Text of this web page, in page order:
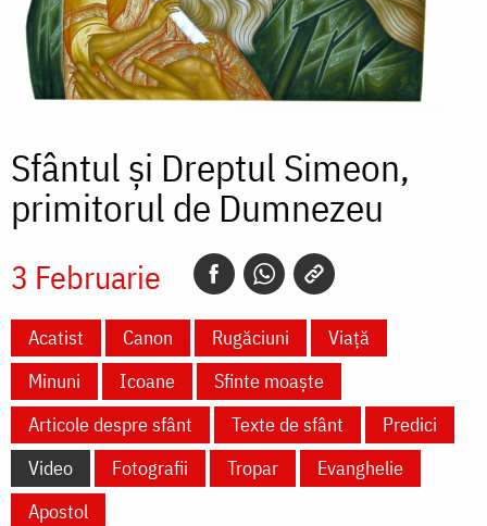
Sfântul și Dreptul Simeon,
primitorul de Dumnezeu
3 Februarie
Acatist Canon Rugăciuni
Viață
Minuni
Icoane
Sfinte moaște
Articole despre sfânt
Texte de sfânt
Predici
Video
Fotografii Tropar
Evanghelie
Apostol